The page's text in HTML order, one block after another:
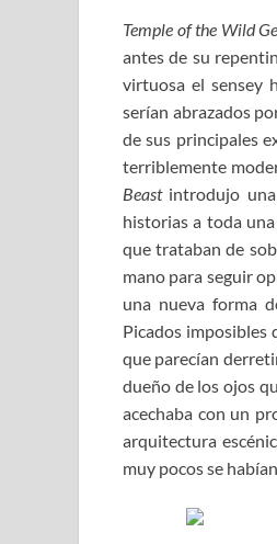
c
e
b
o
o
k
i
t
t
e
r
s
t
o
d
o
n
p
y
L
i
n
k
Temple of the Wild
antes de su
virtuosa el sensey
serían abrazados
de sus principales
terriblemente
Beast introdujo
historias a toda
que trataban de
mano para seguir
una nueva forma
Picados imposibles
que parecían
dueño de los ojos
acechaba con un
arquitectura
muy pocos se